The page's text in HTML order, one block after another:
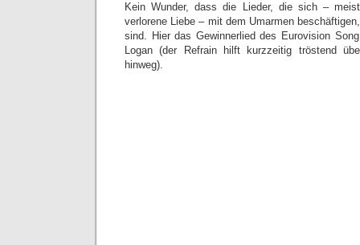
Kein Wunder, dass die Lieder, die sich –
verlorene Liebe – mit dem Umarmen
sind. Hier das Gewinnerlied des Eurovision
Logan (der Refrain hilft kurzzeitig tröstend
hinweg).